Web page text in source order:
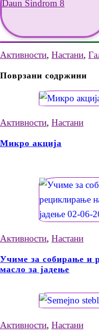
Активности, Настани,
Поврзани содржини
Активности, Настани
Микро акција
Активности, Настани
Учиме за собирање и
масло за јадење
Активности, Настани